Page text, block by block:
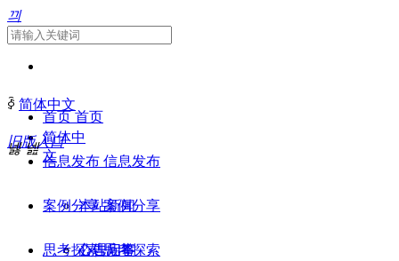
끠
ꀅ 简体中文
简体中
文
旧版入口
首页 首页
信息发布 信息发布
本站新闻
公告启事
案例分享 案例分享
心理问答
思考探索 思考探索
넳 넲